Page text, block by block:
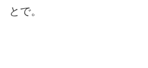
とで。